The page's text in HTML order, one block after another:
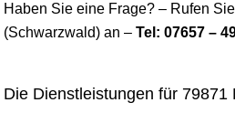
Haben Sie eine Frage? – Rufen
(Schwarzwald) an – Tel: 07657 –
Die Dienstleistungen für 79871